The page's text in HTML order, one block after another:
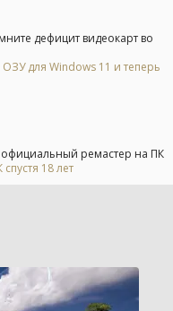
дефицит видеокарт во
для Windows 11 и теперь
ремастер на ПК
18 лет